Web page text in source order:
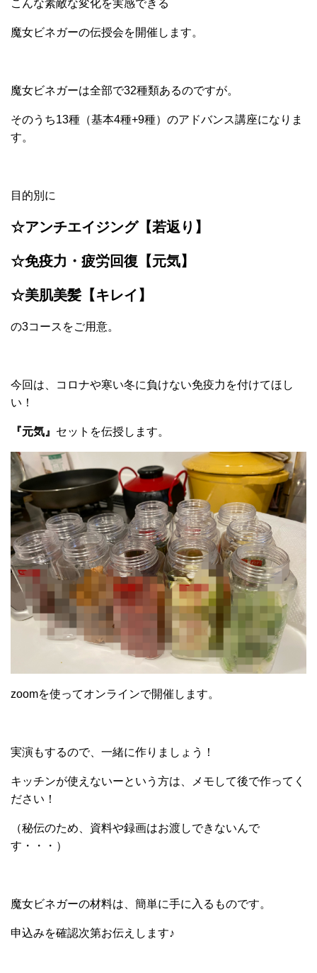
こんな素敵な変化を実感できる
魔女ビネガーの伝授会を開催します。
魔女ビネガーは全部で32種類あるのですが。
そのうち13種（基本4種+9種）のアドバンス講座になりま
す。
目的別に
☆アンチエイジング【若返り】
☆免疫力・疲労回復【元気】
☆美肌美髪【キレイ】
の3コースをご用意。
今回は、コロナや寒い冬に負けない免疫力を付けてほし
い！
『元気』 セットを伝授します。
zoomを使ってオンラインで開催します。
実演もするので、一緒に作りましょう！
キッチンが使えないーという方は、メモして後で作ってく
ださい！
（秘伝のため、資料や録画はお渡しできないんで
す・・・）
魔女ビネガーの材料は、簡単に手に入るものです。
申込みを確認次第お伝えします♪